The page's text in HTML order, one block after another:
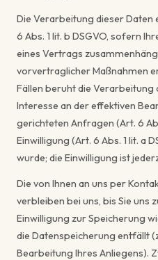
Die Verarbeitung dieser
6 Abs. 1 lit. b DSGVO, sofern
eines Vertrags
vorvertraglicher Maßnahmen
Fällen beruht die
Interesse an der effektiven
gerichteten Anfragen (Art. 6
Einwilligung (Art. 6 Abs. 1 lit. a
wurde; die Einwilligung ist
Die von Ihnen an uns per
verbleiben bei uns, bis Sie uns
Einwilligung zur Speicherung
die Datenspeicherung entfällt
Bearbeitung Ihres Anliegens).